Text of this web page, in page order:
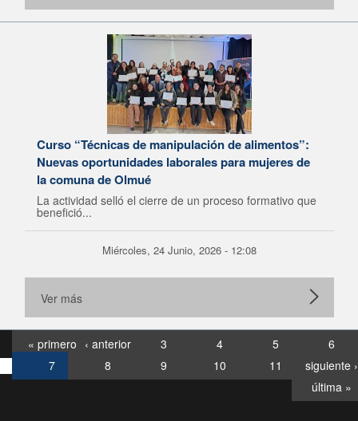
Curso “Técnicas de manipulación de alimentos”:
Nuevas oportunidades laborales para mujeres de
la comuna de Olmué
La actividad selló el cierre de un proceso formativo que
benefició...
Miércoles, 24 Junio, 2026 - 12:08
Ver más
« primero ‹ anterior 3 4 5
6
7
8 9 10 11
siguiente ›
última »